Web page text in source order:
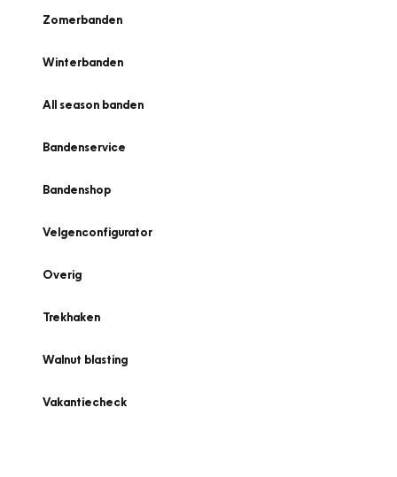
Zomerbanden
Winterbanden
All season banden
Bandenservice
Bandenshop
Velgenconfigurator
Overig
Trekhaken
Walnut blasting
Vakantiecheck